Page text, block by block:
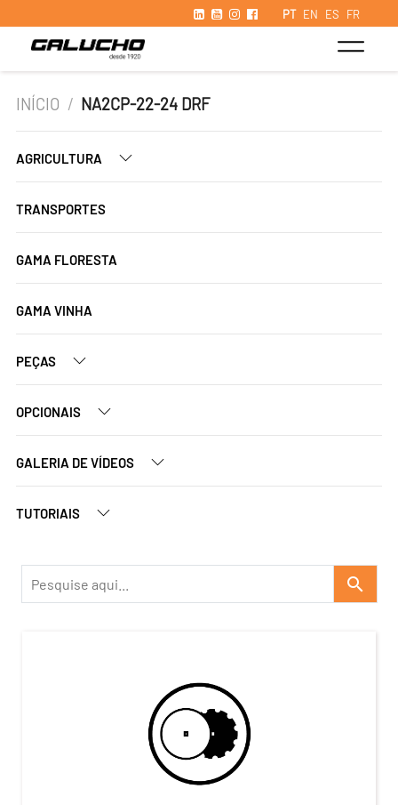
PT EN ES FR
INÍCIO / NA2CP-22-24 DRF
AGRICULTURA
TRANSPORTES
GAMA FLORESTA
GAMA VINHA
PEÇAS
OPCIONAIS
GALERIA DE VÍDEOS
TUTORIAIS
search